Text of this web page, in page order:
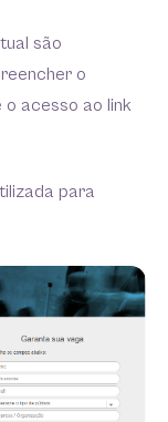
são
o
acesso ao link
para